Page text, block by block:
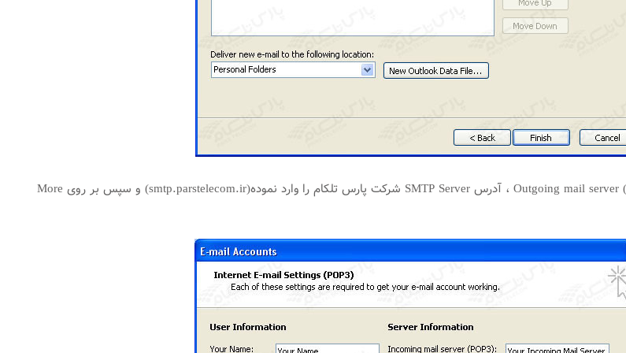
سپس مانند شکل زیر ابتدا در (Outgoing mail server (SMTP ، آدرس SMTP Server شرکت پارس تلکام را وارد نموده(smtp.parstelecom.ir) و سپس بر روی More